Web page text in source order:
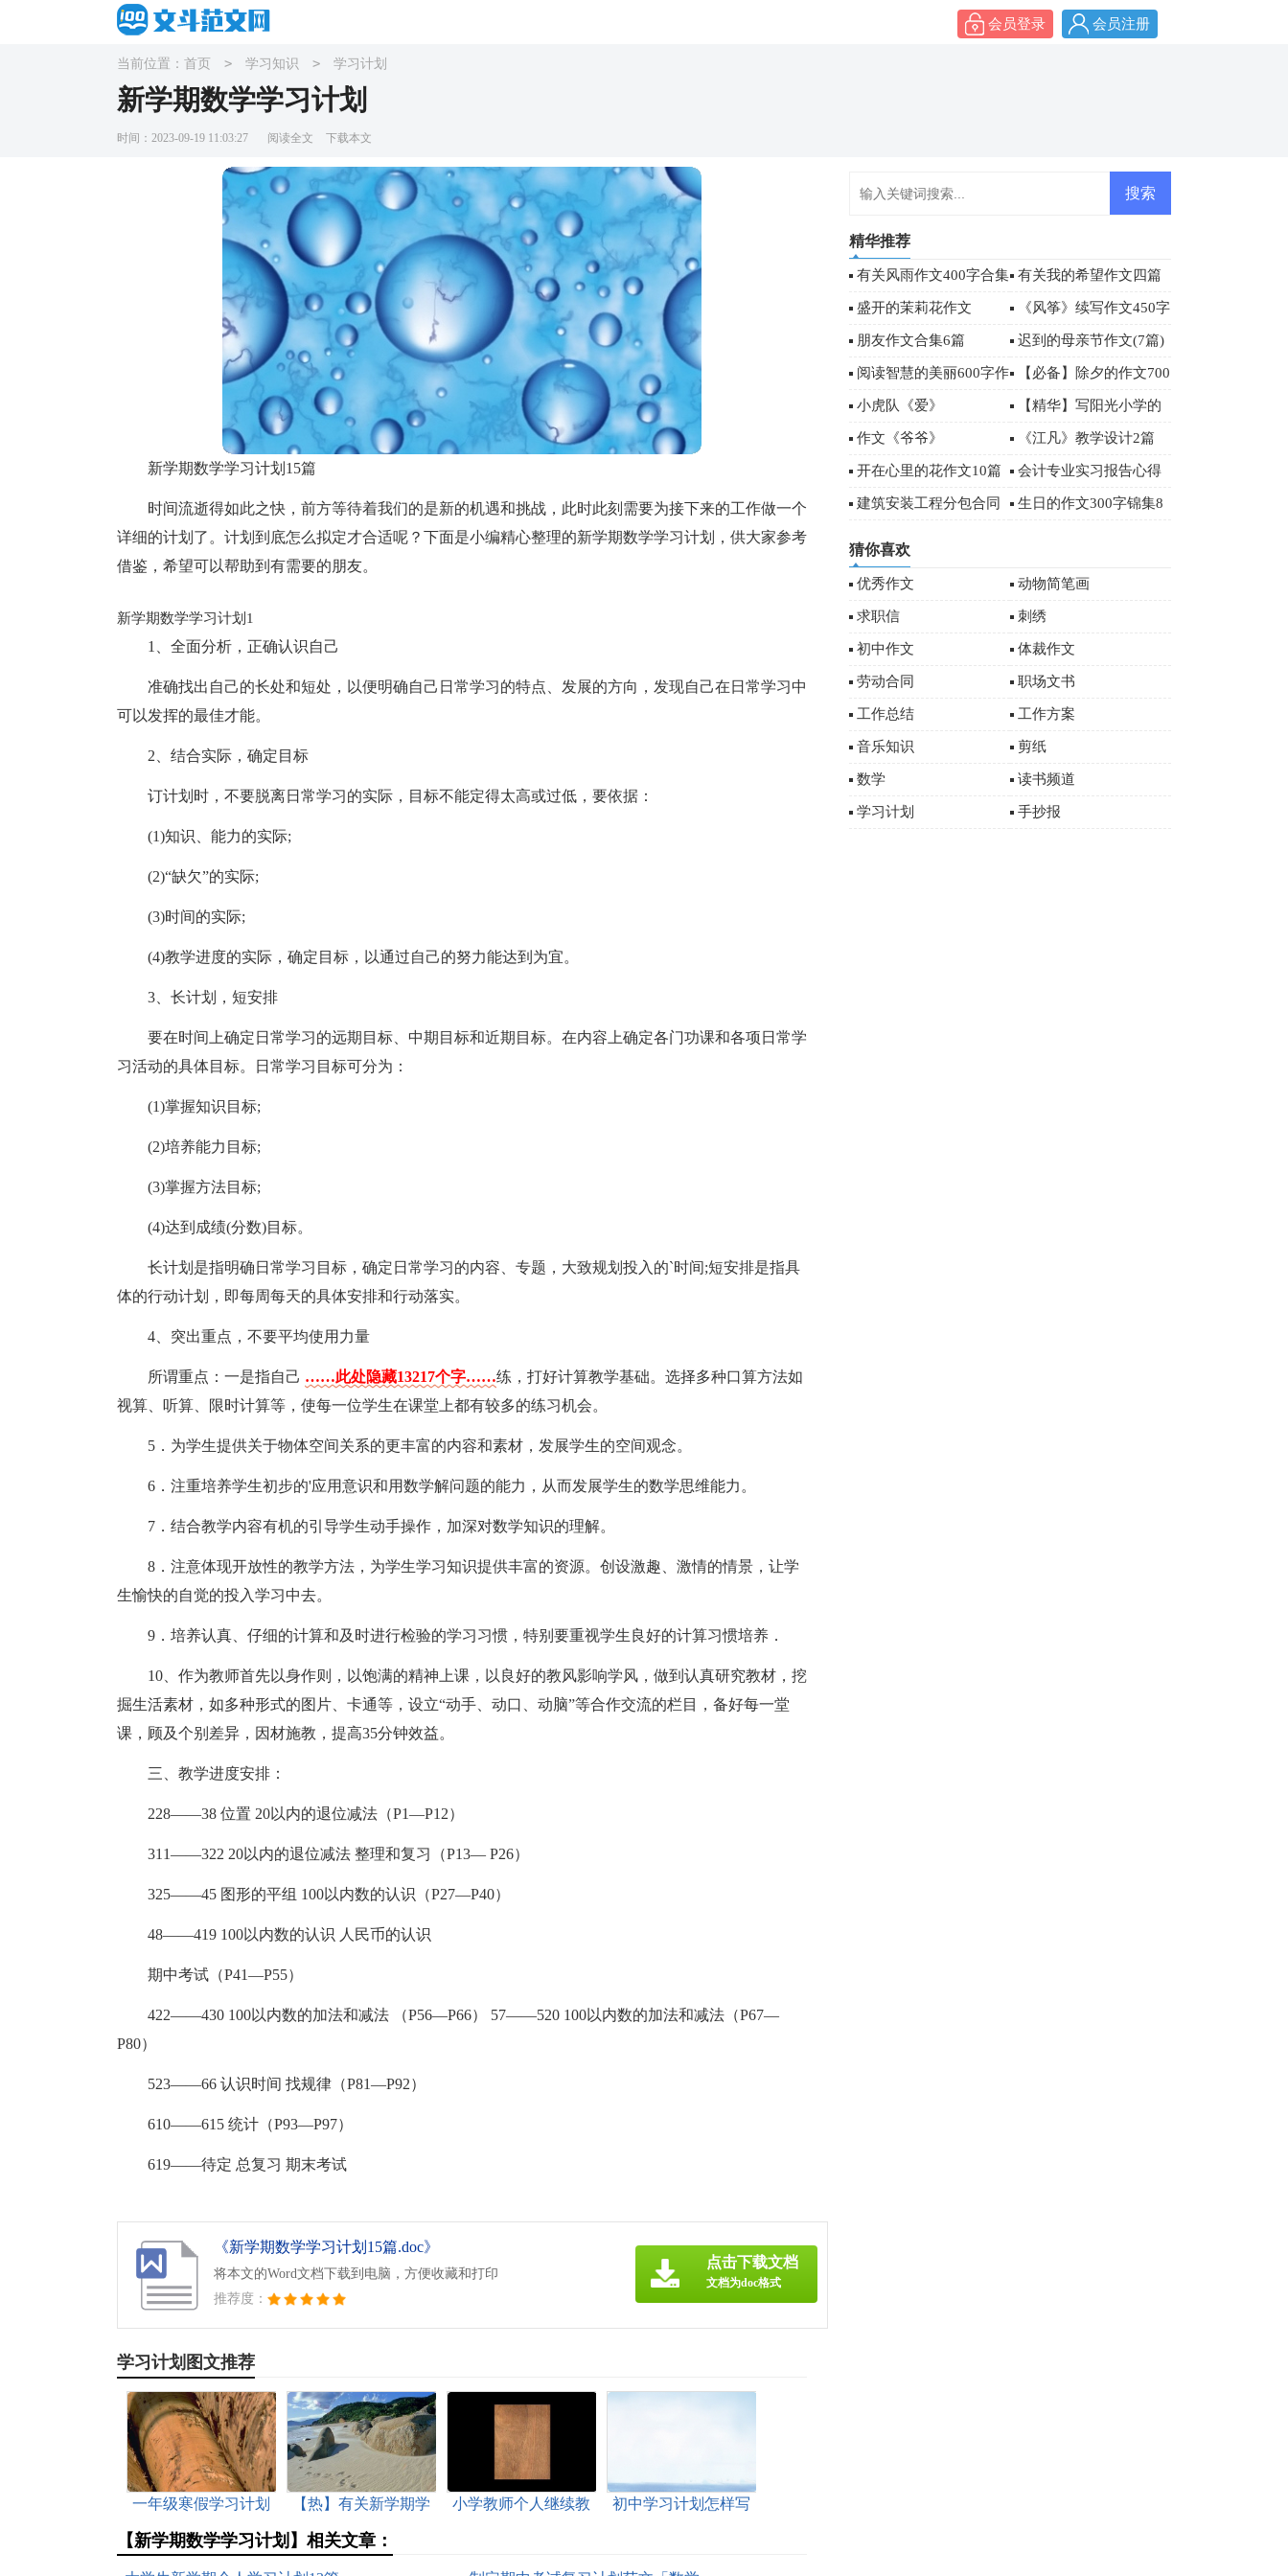
会员登录 会员注册
当前位置： 首页 > 学习知识 > 学习计划
新学期数学学习计划
时间：2023-09-19 11:03:27 阅读全文 下载本文
新学期数学学习计划15篇
时间流逝得如此之快，前方等待着我们的是新的机遇和挑战，此时此刻需要为接下来的工作做一个
详细的计划了。计划到底怎么拟定才合适呢？下面是小编精心整理的新学期数学学习计划，供大家参考
借鉴，希望可以帮助到有需要的朋友。
新学期数学学习计划1
1、全面分析，正确认识自己
准确找出自己的长处和短处，以便明确自己日常学习的特点、发展的方向，发现自己在日常学习中
可以发挥的最佳才能。
2、结合实际，确定目标
订计划时，不要脱离日常学习的实际，目标不能定得太高或过低，要依据：
(1)知识、能力的实际;
(2)“缺欠”的实际;
(3)时间的实际;
(4)教学进度的实际，确定目标，以通过自己的努力能达到为宜。
3、长计划，短安排
要在时间上确定日常学习的远期目标、中期目标和近期目标。在内容上确定各门功课和各项日常学
习活动的具体目标。日常学习目标可分为：
(1)掌握知识目标;
(2)培养能力目标;
(3)掌握方法目标;
(4)达到成绩(分数)目标。
长计划是指明确日常学习目标，确定日常学习的内容、专题，大致规划投入的`时间;短安排是指具
体的行动计划，即每周每天的具体安排和行动落实。
4、突出重点，不要平均使用力量
所谓重点：一是指自己 ……此处隐藏13217个字……练，打好计算教学基础。选择多种口算方法如
视算、听算、限时计算等，使每一位学生在课堂上都有较多的练习机会。
5．为学生提供关于物体空间关系的更丰富的内容和素材，发展学生的空间观念。
6．注重培养学生初步的'应用意识和用数学解问题的能力，从而发展学生的数学思维能力。
7．结合教学内容有机的引导学生动手操作，加深对数学知识的理解。
8．注意体现开放性的教学方法，为学生学习知识提供丰富的资源。创设激趣、激情的情景，让学
生愉快的自觉的投入学习中去。
9．培养认真、仔细的计算和及时进行检验的学习习惯，特别要重视学生良好的计算习惯培养．
10、作为教师首先以身作则，以饱满的精神上课，以良好的教风影响学风，做到认真研究教材，挖
掘生活素材，如多种形式的图片、卡通等，设立“动手、动口、动脑”等合作交流的栏目，备好每一堂
课，顾及个别差异，因材施教，提高35分钟效益。
三、教学进度安排：
228——38 位置 20以内的退位减法（P1—P12）
311——322 20以内的退位减法 整理和复习（P13— P26）
325——45 图形的平组 100以内数的认识（P27—P40）
48——419 100以内数的认识 人民币的认识
期中考试（P41—P55）
422——430 100以内数的加法和减法 （P56—P66） 57——520 100以内数的加法和减法（P67—
P80）
523——66 认识时间 找规律（P81—P92）
610——615 统计（P93—P97）
619——待定 总复习 期末考试
《新学期数学学习计划15篇.doc》
将本文的Word文档下载到电脑，方便收藏和打印
推荐度：
点击下载文档
文档为doc格式
学习计划图文推荐
一年级寒假学习计划
【热】有关新学期学
小学教师个人继续教
初中学习计划怎样写
【新学期数学学习计划】相关文章：
精华推荐
有关风雨作文400字合集
7篇
有关我的希望作文四篇
盛开的茉莉花作文 《风筝》续写作文450字
朋友作文合集6篇 迟到的母亲节作文(7篇)
阅读智慧的美丽600字作
文
【必备】除夕的作文700
字汇总七篇
小虎队《爱》 【精华】写阳光小学的
作文500字汇总8篇
作文《爷爷》 《江凡》教学设计2篇
开在心里的花作文10篇 会计专业实习报告心得
体会精选
建筑安装工程分包合同 生日的作文300字锦集8
猜你喜欢
优秀作文 动物简笔画
求职信 刺绣
初中作文 体裁作文
劳动合同 职场文书
工作总结 工作方案
音乐知识 剪纸
数学 读书频道
学习计划 手抄报